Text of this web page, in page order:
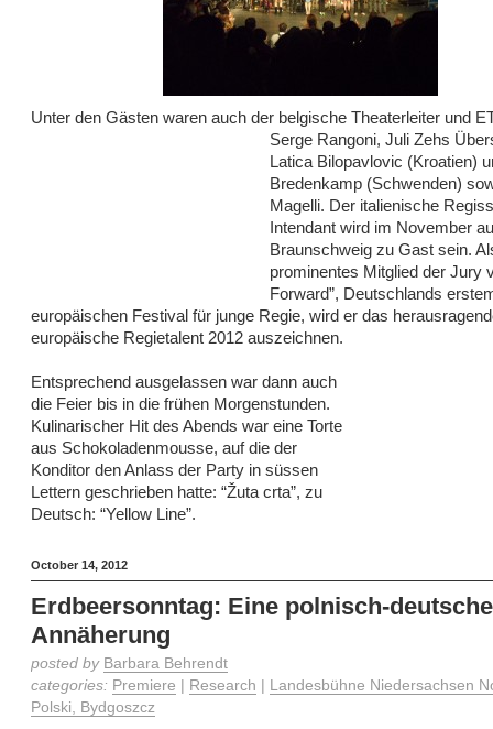
Unter den Gästen waren auch der belgische Theaterleiter und
Serge Rangoni, Juli Zehs
Latica Bilopavlovic (Kroatien)
Bredenkamp (Schwenden)
Magelli. Der italienische
Intendant wird im November
Braunschweig zu Gast sein.
prominentes Mitglied der Jury
Forward”, Deutschlands
europäischen Festival für junge Regie, wird er das
europäische Regietalent 2012 auszeichnen.
Entsprechend ausgelassen war dann auch
die Feier bis in die frühen Morgenstunden.
Kulinarischer Hit des Abends war eine Torte
aus Schokoladenmousse, auf die der
Konditor den Anlass der Party in süssen
Lettern geschrieben hatte: “Žuta crta”, zu
Deutsch: “Yellow Line”.
October 14, 2012
Erdbeersonntag: Eine polnisch-deutsche
Annäherung
posted by Barbara Behrendt
categories: Premiere Research
Landesbühne Niedersachsen
Polski, Bydgoszcz